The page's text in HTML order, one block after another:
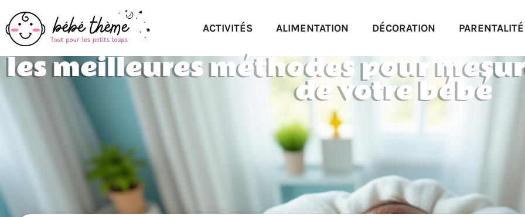
ACTIVITÉS ALIMENTATION DÉCORATION PARENTALITÉ
les meilleures méthodes pour
de votre bébé